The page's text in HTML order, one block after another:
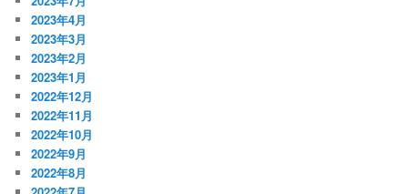
2023年4月
2023年3月
2023年2月
2023年1月
2022年12月
2022年11月
2022年10月
2022年9月
2022年8月